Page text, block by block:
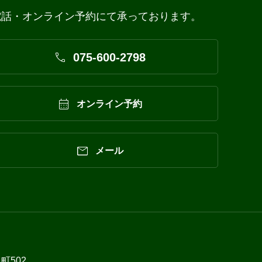
・オンライン予約にて承っております。
 075-600-2798
 オンライン予約
 メール